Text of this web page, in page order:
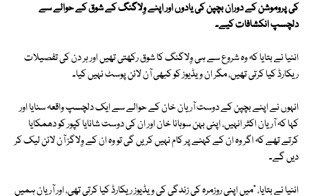
کی پروموشن کے دوران بچپن کی یادوں اور اپنے وِلاگنگ کے شوق کے حوالے سے
دلچسپ انکشافات کیے۔
اننیا نے بتایا کہ وہ شروع سے ہی وِلاگنگ کا شوق رکھتی تھیں اور ہر دن کی تفصیلات
ریکارڈ کیا کرتی تھیں، مگر ان ویڈیوز کو کبھی آن لائن پوسٹ نہیں کیا۔
انہوں نے اپنے بچپن کے دوست آریان خان کے حوالے سے ایک دلچسپ واقعہ سنایا اور
کہا کہ آریان اکثر انہیں، اپنی بہن سوہانا خان اور ان کی دوست شانایا کپور کو دھمکایا
کرتے تھے کہ اگر وہ ان کے کہنے پر کام نہیں کریں گی تو وہ ان کے وِلاگز آن لائن لیک کر
دیں گے۔
اننیا نے بتایا، "میں اپنی روزمرہ کی زندگی کی ویڈیوز ریکارڈ کیا کرتی تھی، اور آریان ہمیں